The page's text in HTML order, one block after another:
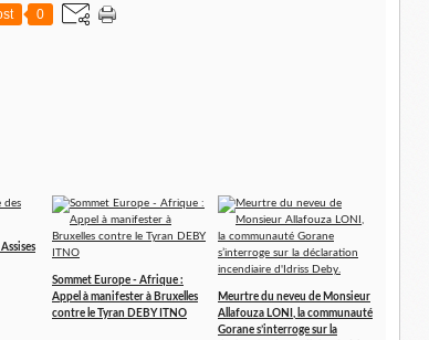
0
Sommet Europe - Afrique :
Appel à manifester à Bruxelles
contre le Tyran DEBY ITNO
Meurtre du neveu de Monsieur
Allafouza LONI, la communauté
Gorane s’interroge sur la